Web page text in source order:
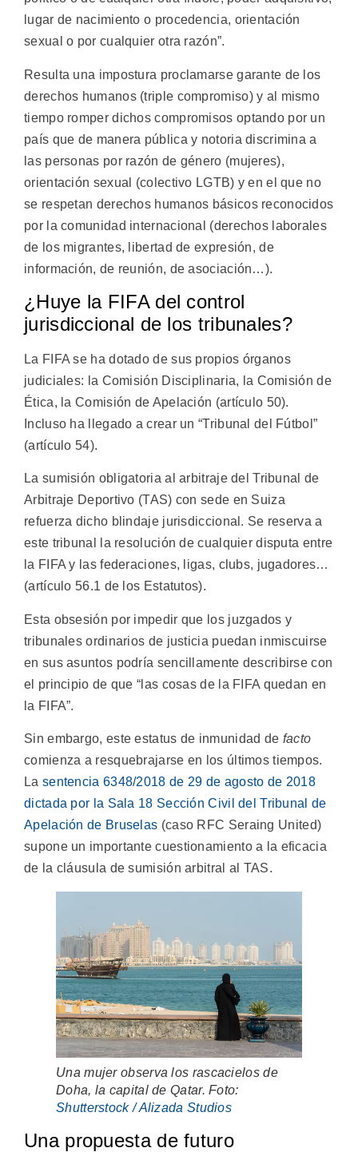
lugar de nacimiento o procedencia, orientación
sexual o por cualquier otra razón”.
Resulta una impostura proclamarse garante de los
derechos humanos (triple compromiso) y al mismo
tiempo romper dichos compromisos optando por un
país que de manera pública y notoria discrimina a
las personas por razón de género (mujeres),
orientación sexual (colectivo LGTB) y en el que no
se respetan derechos humanos básicos reconocidos
por la comunidad internacional (derechos laborales
de los migrantes, libertad de expresión, de
información, de reunión, de asociación…).
¿Huye la FIFA del control
jurisdiccional de los tribunales?
La FIFA se ha dotado de sus propios órganos
judiciales: la Comisión Disciplinaria, la Comisión de
Ética, la Comisión de Apelación (artículo 50).
Incluso ha llegado a crear un “Tribunal del Fútbol”
(artículo 54).
La sumisión obligatoria al arbitraje del Tribunal de
Arbitraje Deportivo (TAS) con sede en Suiza
refuerza dicho blindaje jurisdiccional. Se reserva a
este tribunal la resolución de cualquier disputa entre
la FIFA y las federaciones, ligas, clubs, jugadores…
(artículo 56.1 de los Estatutos).
Esta obsesión por impedir que los juzgados y
tribunales ordinarios de justicia puedan inmiscuirse
en sus asuntos podría sencillamente describirse con
el principio de que “las cosas de la FIFA quedan en
la FIFA”.
Sin embargo, este estatus de inmunidad de facto
comienza a resquebrajarse en los últimos tiempos.
La sentencia 6348/2018 de 29 de agosto de 2018
dictada por la Sala 18 Sección Civil del Tribunal de
Apelación de Bruselas (caso RFC Seraing United)
supone un importante cuestionamiento a la eficacia
de la cláusula de sumisión arbitral al TAS.
Una mujer observa los rascacielos de
Doha, la capital de Qatar. Foto:
Shutterstock / Alizada Studios
Una propuesta de futuro